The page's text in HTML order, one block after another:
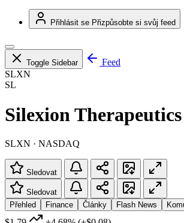
Přihlásit se Přizpůsobte si svůj feed
Toggle Sidebar
Feed
SLXN
SL
Silexion
SLXN · NASDAQ
Sledovat
Sledovat
Přehled
Finance Články Flash News